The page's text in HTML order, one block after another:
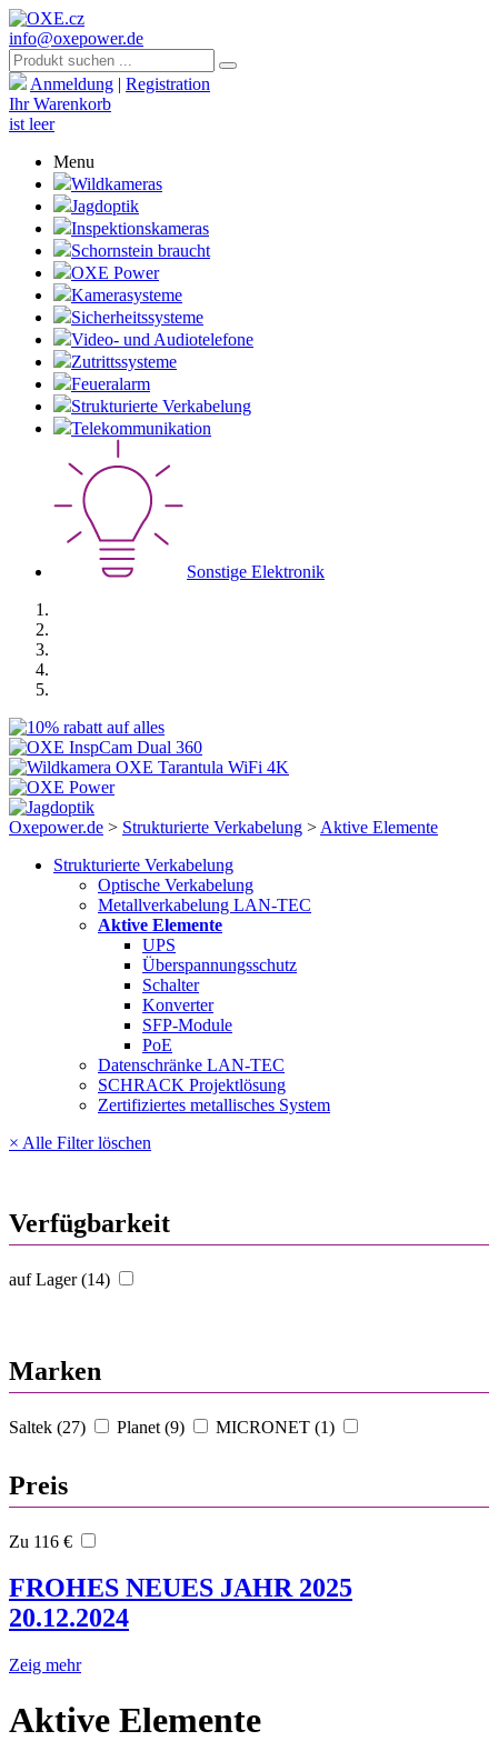
info@oxepower.de
Anmeldung | Registration
Ihr Warenkorb
ist leer
Menu
Wildkameras
Jagdoptik
Inspektionskameras
Schornstein braucht
OXE Power
Kamerasysteme
Sicherheitssysteme
Video- und Audiotelefone
Zutrittssysteme
Feueralarm
Strukturierte Verkabelung
Telekommunikation
Sonstige Elektronik
Oxepower.de > Strukturierte Verkabelung > Aktive Elemente
Strukturierte Verkabelung
Optische Verkabelung
Metallverkabelung LAN-TEC
Aktive Elemente
UPS
Überspannungsschutz
Schalter
Konverter
SFP-Module
PoE
Datenschränke LAN-TEC
SCHRACK Projektlösung
Zertifiziertes metallisches System
× Alle Filter löschen
Verfügbarkeit
auf Lager (14)
Marken
Saltek (27) Planet (9) MICRONET (1)
Preis
Zu 116 €
FROHES NEUES JAHR 2025
20.12.2024
Zeig mehr
Aktive Elemente